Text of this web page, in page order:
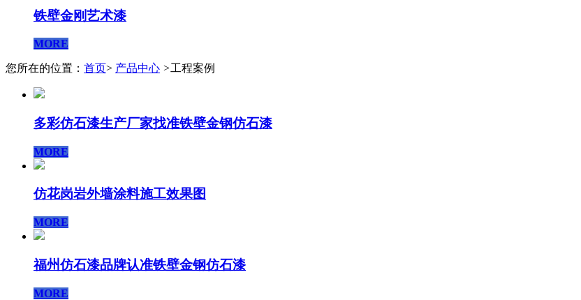
铁壁金刚艺术漆
MORE
您所在的位置： 首页> 产品中心 >工程案例
多彩仿石漆生产厂家找准铁壁金钢仿石漆
MORE
仿花岗岩外墙涂料施工效果图
MORE
福州仿石漆品牌认准铁壁金钢仿石漆
MORE